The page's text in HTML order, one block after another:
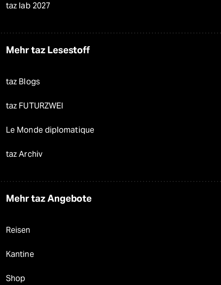
taz lab 2027
Mehr taz Lesestoff
taz Blogs
taz FUTURZWEI
Le Monde diplomatique
taz Archiv
Mehr taz Angebote
Reisen
Kantine
Shop